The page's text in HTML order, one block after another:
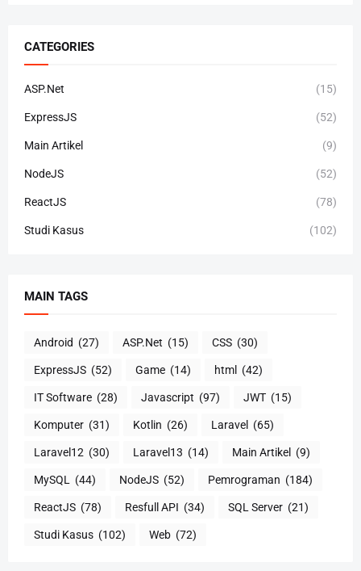
CATEGORIES
ASP.Net (15)
ExpressJS (52)
Main Artikel (9)
NodeJS (52)
ReactJS (78)
Studi Kasus (102)
MAIN TAGS
Android (27) ASP.Net (15) CSS (30)
ExpressJS (52) Game (14) html (42)
IT Software (28) Javascript (97) JWT (15)
Komputer (31) Kotlin (26) Laravel (65)
Laravel12 (30) Laravel13 (14) Main Artikel (9)
MySQL (44) NodeJS (52) Pemrograman (184)
ReactJS (78) Resfull API (34) SQL Server (21)
Studi Kasus (102) Web (72)